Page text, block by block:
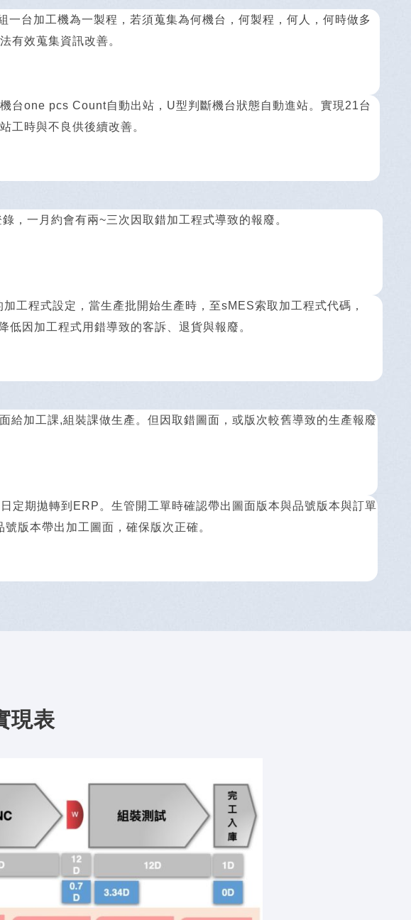
台加工機為一製程，若須蒐集為何機台，何製程，何人，何時做多
有效蒐集資訊改善。
台one pcs Count自動出站，U型判斷機台狀態自動進站。實現21台
工時與不良供後續改善。
，一月約會有兩~三次因取錯加工程式導致的報廢。
工程式設定，當生產批開始生產時，至sMES索取加工程式代碼，
因加工程式用錯導致的客訴、退貨與報廢。
給加工課,組裝課做生產。但因取錯圖面，或版次較舊導致的生產報廢
定期拋轉到ERP。生管開工單時確認帶出圖面版本與品號版本與訂單
版本帶出加工圖面，確保版次正確。
現表